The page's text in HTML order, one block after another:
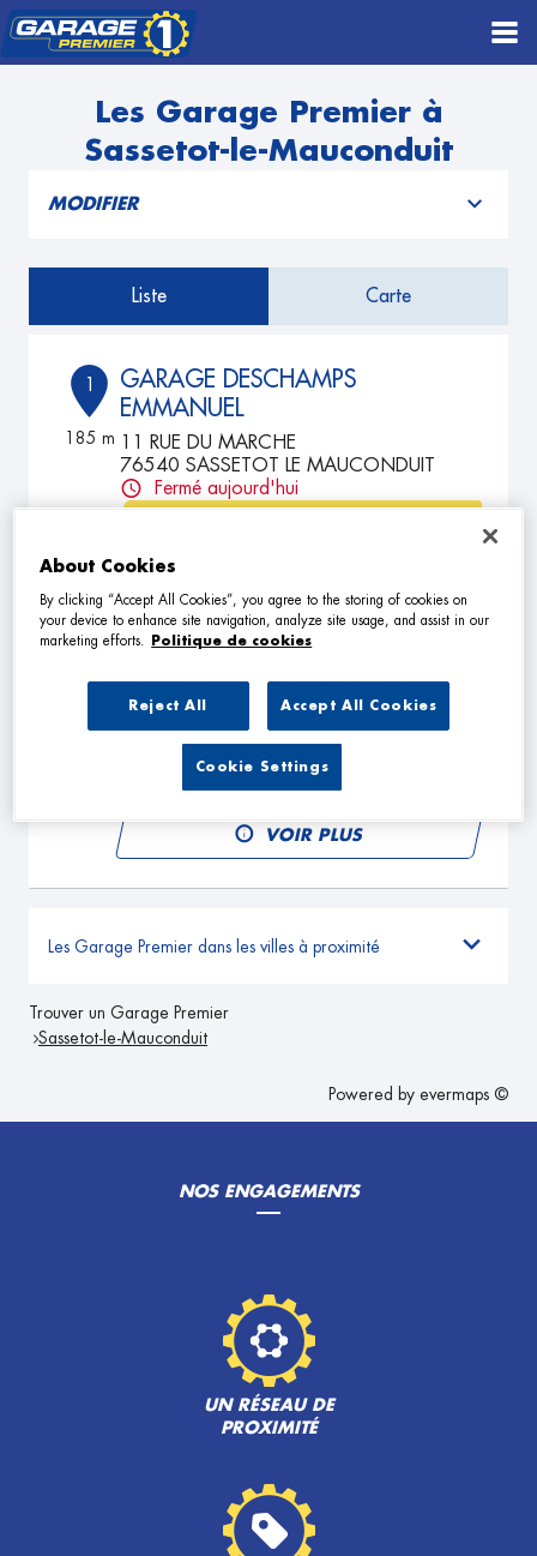
Les Garage Premier à
Sassetot-le-Mauconduit
MODIFIER
Liste Carte
1
185 m
GARAGE DESCHAMPS
EMMANUEL
11 RUE DU MARCHE
76540 SASSETOT LE MAUCONDUIT
Fermé aujourd'hui
25.94
35 Rue Jacques Fauquet
76210 BOLBEC
Fermé aujourd'hui
TÉLÉPHONE
VOIR PLUS
Les Garage Premier dans les villes à proximité
Trouver un Garage Premier
Sassetot-le-Mauconduit
Powered by evermaps ©
NOS ENGAGEMENTS
UN RÉSEAU DE
PROXIMITÉ
About Cookies
By clicking “Accept All Cookies”, you agree to the storing of cookies on
your device to enhance site navigation, analyze site usage, and assist in our
marketing efforts.
Politique de cookies
Reject All Accept All Cookies
Cookie Settings